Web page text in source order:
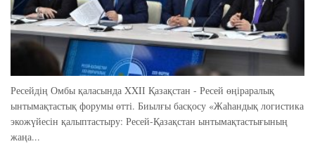
Ресейдің Омбы қаласында XXIІ Қазақстан - Ресей өңіраралық
ынтымақтастық форумы өтті. Биылғы басқосу «Жаһандық логистика
экожүйесін қалыптастыру: Ресей-Қазақстан ынтымақтастығының
жаңа...